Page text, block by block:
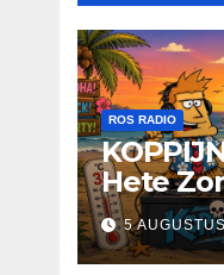
ROS RADIO
Hete
5